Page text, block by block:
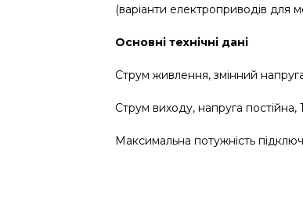
(варіанти електроприводів для
Основні технічні дані
Струм живлення, змінний
Струм виходу, напруга постійна,
Максимальна потужність